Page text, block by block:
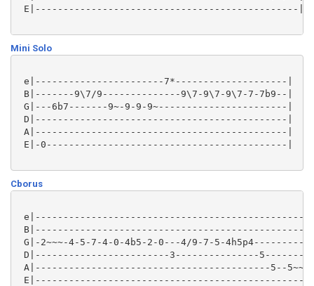
E|-----------------------------------------------|
Mini Solo
e|-----------------------7*--------------------|
B|-------9\7/9--------------9\7-9\7-9\7-7-7b9--|
G|---6b7-------9~-9-9-9~-----------------------|
D|---------------------------------------------|
A|---------------------------------------------|
E|-0-------------------------------------------|
Cborus
G|-2~~~-4-5-7-4-0-4b5-2-0---4/9-7-5-
D|------------------------3---------------
A|------------------------------------------5--